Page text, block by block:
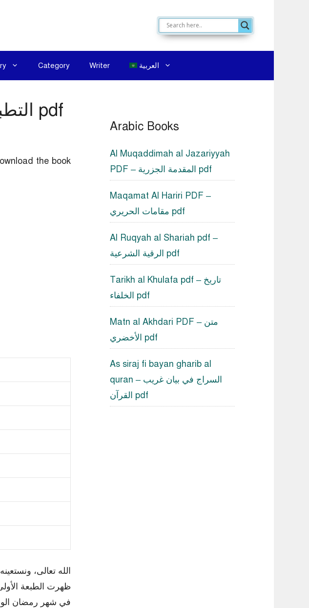
Category Writer العربية
Grammar Application pdf – التطبيق النحوي pdf
the book
الله تعالى،
ظهرت الطبعة
في شهر رمضان
Arabic Books
Al Muqaddimah al Jazariyyah
PDF – المقدمة الجزرية pdf
Maqamat Al Hariri PDF –
مقامات الحريري pdf
Al Ruqyah al Shariah pdf –
الرقية الشرعية pdf
Tarikh al Khulafa pdf – تاريخ
الخلفاء pdf
Matn al Akhdari PDF – متن
الأخضري pdf
As siraj fi bayan gharib al
quran – السراج في بيان غريب
القرآن pdf